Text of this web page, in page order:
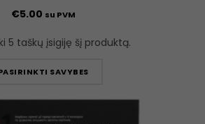
€5.00 su PVM
5 taškų įsigiję šį produktą.
SAVYBES